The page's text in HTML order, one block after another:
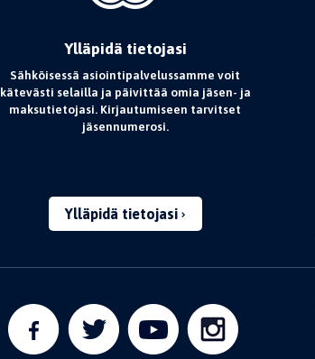
Ylläpidä tietojasi
Sähköisessä asiointipalvelussamme voit
kätevästi selailla ja päivittää omia jäsen- ja
maksutietojasi. Kirjautumiseen tarvitset
jäsennumerosi.
Ylläpidä tietojasi